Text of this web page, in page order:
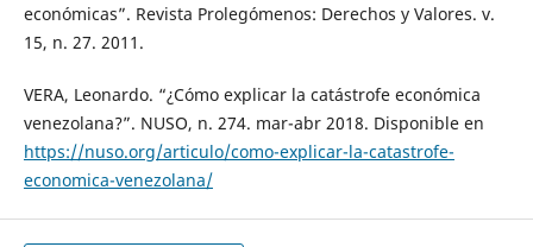
económicas”. Revista Prolegómenos: Derechos y Valores. v.
15, n. 27. 2011.
VERA, Leonardo. “¿Cómo explicar la catástrofe económica
venezolana?”. NUSO, n. 274. mar-abr 2018. Disponible en
https://nuso.org/articulo/como-explicar-la-catastrofe-
economica-venezolana/